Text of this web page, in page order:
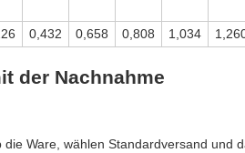
0,432 0,658 0,808 1,034
der Nachnahme
Ware, wählen Standardversand und